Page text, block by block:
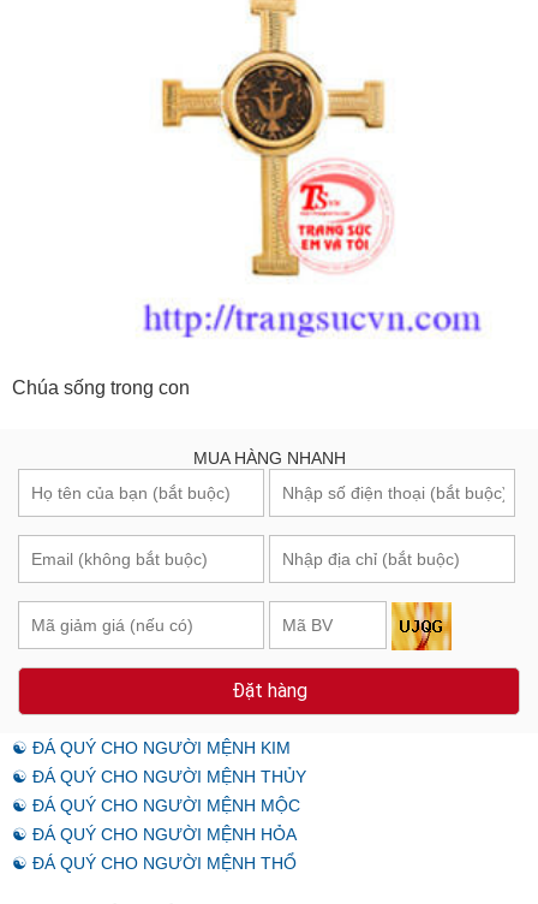
Chúa sống trong con
MUA HÀNG NHANH
Đặt hàng
☯ ĐÁ QUÝ CHO NGƯỜI MỆNH KIM
☯ ĐÁ QUÝ CHO NGƯỜI MỆNH THỦY
☯ ĐÁ QUÝ CHO NGƯỜI MỆNH MỘC
☯ ĐÁ QUÝ CHO NGƯỜI MỆNH HỎA
☯ ĐÁ QUÝ CHO NGƯỜI MỆNH THỔ